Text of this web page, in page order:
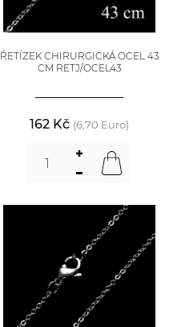
ŘETÍZEK CHIRURGICKÁ OCEL 43
CM RETJ/OCEL43
162 Kč (6,70 Euro)